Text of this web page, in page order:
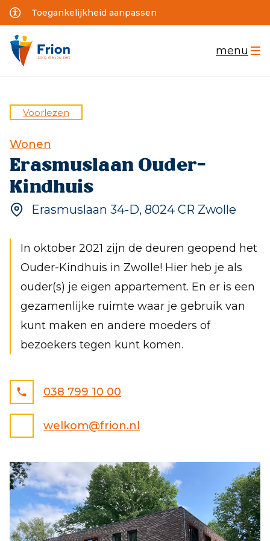
Toegankelijkheid aanpassen
menu
Home
Wonen
Werken
Logeren
Thuis
LOCATIES
VACATURES
NIEUWS
OVER ONS
ZOEKPLEIN
Voorlezen
Wonen
Erasmuslaan Ouder-
Kindhuis
Erasmuslaan 34-D, 8024 CR Zwolle
In oktober 2021 zijn de deuren geopend het
Ouder-Kindhuis in Zwolle! Hier heb je als
ouder(s) je eigen appartement. En er is een
gezamenlijke ruimte waar je gebruik van
kunt maken en andere moeders of
bezoekers tegen kunt komen.
038 799 10 00
welkom@frion.nl